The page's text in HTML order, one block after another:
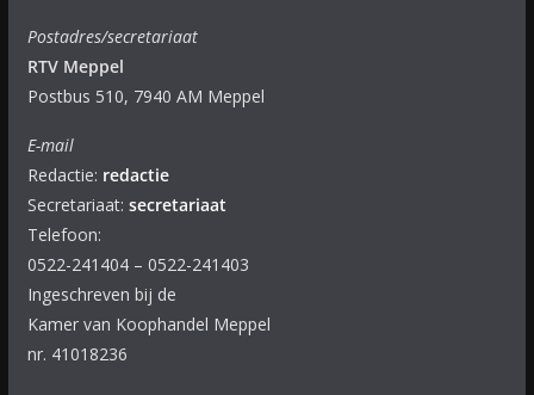
Postadres/secretariaat
RTV Meppel
Postbus 510, 7940 AM Meppel
E-mail
Redactie: redactie
Secretariaat: secretariaat
Telefoon:
0522-241404 – 0522-241403
Ingeschreven bij de
Kamer van Koophandel Meppel
nr. 41018236